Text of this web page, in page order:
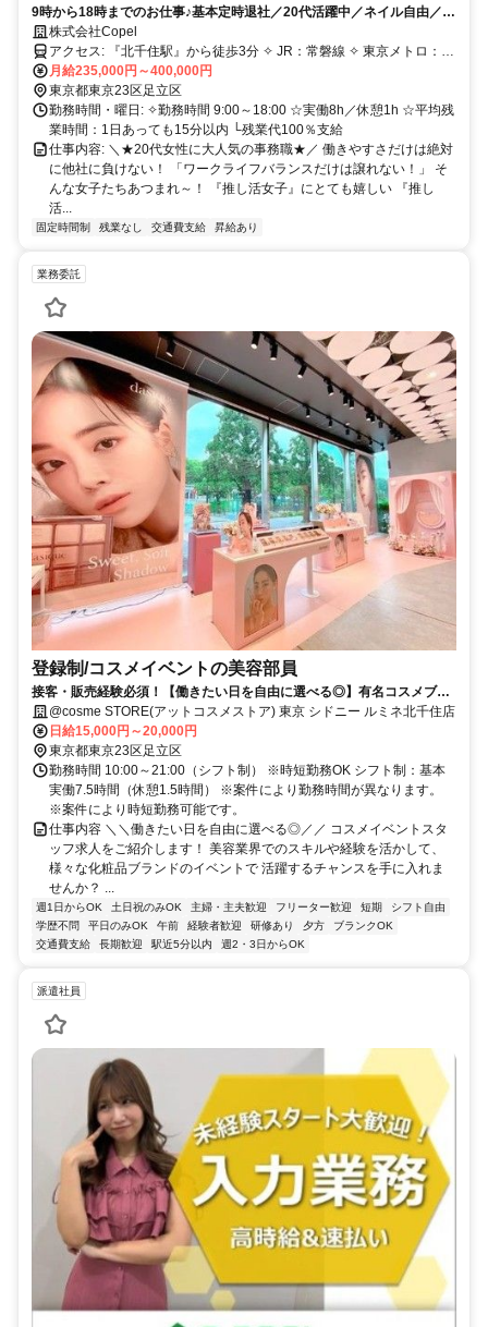
9時から18時までのお仕事♪基本定時退社／20代活躍中／ネイル自由／駅
ちかのきれいなオフィス
株式会社Copel
アクセス: 『北千住駅』から徒歩3分 ✧ JR：常磐線 ✧ 東京メトロ：千
代田線・日比谷線 ✧ 東武スカイツリーライン ✧ つくばエクスプレス
月給235,000円～400,000円
東京都東京23区足立区
勤務時間・曜日: ✧勤務時間 9:00～18:00 ☆実働8h／休憩1h ☆平均残
業時間：1日あっても15分以内 └残業代100％支給
仕事内容: ＼★20代女性に大人気の事務職★／ 働きやすさだけは絶対
に他社に負けない！ 「ワークライフバランスだけは譲れない！」 そ
んな女子たちあつまれ～！ 『推し活女子』にとても嬉しい 『推し
活...
固定時間制 残業なし 交通費支給 昇給あり
業務委託
登録制/コスメイベントの美容部員
接客・販売経験必須！【働きたい日を自由に選べる◎】有名コスメブラ
ンド多数！接客経験を活かして高収入◎
@cosme STORE(アットコスメストア) 東京 シドニー ルミネ北千住店
日給15,000円～20,000円
東京都東京23区足立区
勤務時間 10:00～21:00（シフト制） ※時短勤務OK シフト制：基本
実働7.5時間（休憩1.5時間） ※案件により勤務時間が異なります。
※案件により時短勤務可能です。
仕事内容 ＼＼働きたい日を自由に選べる◎／／ コスメイベントスタ
ッフ求人をご紹介します！ 美容業界でのスキルや経験を活かして、
様々な化粧品ブランドのイベントで 活躍するチャンスを手に入れま
せんか？ ...
週1日からOK 土日祝のみOK 主婦・主夫歓迎 フリーター歓迎 短期
シフト自由
学歴不問
平日のみOK 午前 経験者歓迎 研修あり 夕方
ブランクOK
交通費支給
長期歓迎 駅近5分以内 週2・3日からOK
派遣社員